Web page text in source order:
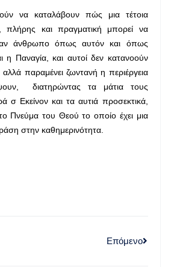
να καταλάβουν πώς μια τέτοια
πλήρης και πραγματική μπορεί να
άνθρωπο όπως αυτόν και όπως
η Παναγία, και αυτοί δεν κατανοούν
παραμένει ζωντανή η περιέργεια
διατηρώντας τα μάτια τους
σ Εκείνον και τα αυτιά προσεκτικά,
Πνεύμα του Θεού το οποίο έχει μια
στην καθημερινότητα.
Επόμενο